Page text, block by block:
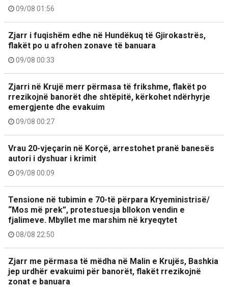
09/08 01:56
Zjarr i fuqishëm edhe në Hundëkuq të Gjirokastrës,
flakët po u afrohen zonave të banuara
09/08 00:33
Zjarri në Krujë merr përmasa të frikshme, flakët po
rrezikojnë banorët dhe shtëpitë, kërkohet ndërhyrje
emergjente dhe evakuim
09/08 00:27
Vrau 20-vjeçarin në Korçë, arrestohet pranë banesës
autori i dyshuar i krimit
09/08 00:09
Tensione në tubimin e 70-të përpara Kryeministrisë/
“Mos më prek”, protestuesja bllokon vendin e
fjalimeve. Mbyllet me marshim në kryeqytet
08/08 22:50
Zjarr me përmasa të mëdha në Malin e Krujës, Bashkia
jep urdhër evakuimi për banorët, flakët rrezikojnë
zonat e banuara